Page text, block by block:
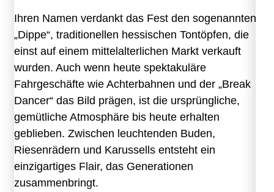
Ihren Namen verdankt das Fest den sogenannten
„Dippe“, traditionellen hessischen Tontöpfen, die
einst auf einem mittelalterlichen Markt verkauft
wurden. Auch wenn heute spektakuläre
Fahrgeschäfte wie Achterbahnen und der „Break
Dancer“ das Bild prägen, ist die ursprüngliche,
gemütliche Atmosphäre bis heute erhalten
geblieben. Zwischen leuchtenden Buden,
Riesenrädern und Karussells entsteht ein
einzigartiges Flair, das Generationen
zusammenbringt.